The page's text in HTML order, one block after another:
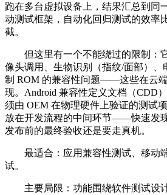
跑在多台虚拟设备上，结果汇总到同
动测试框架，自动化回归测试的效率
截。
但这里有一个不能绕过的限制：
像头调用、生物识别（指纹/面部）、
制 ROM 的兼容性问题——这些在云
现。Android 兼容性定义文档（CDD
须由 OEM 在物理硬件上验证的测试
放在开发流程的中间环节——快速发
发布前的最终验收还是要走真机。
最适合：应用兼容性测试、移动
试。
主要局限：功能围绕软件测试设计